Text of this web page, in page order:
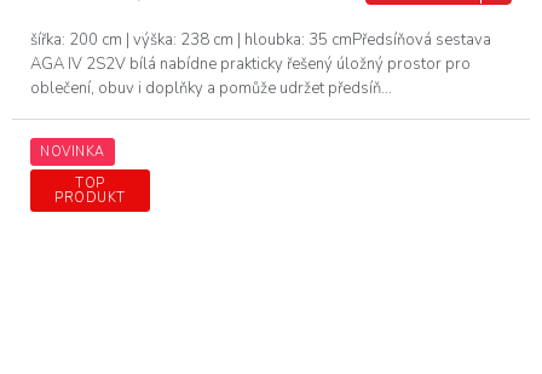
šířka: 200 cm | výška: 238 cm | hloubka: 35 cmPředsíňová sestava
AGA IV 2S2V bílá nabídne prakticky řešený úložný prostor pro
oblečení, obuv i doplňky a pomůže udržet předsíň...
NOVINKA
TOP
PRODUKT